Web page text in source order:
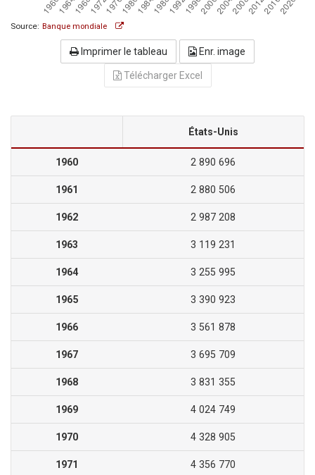
Source: Banque mondiale
Imprimer le tableau Enr. image
Télécharger Excel
États-Unis
1960 2 890 696
1961 2 880 506
1962 2 987 208
1963 3 119 231
1964 3 255 995
1965 3 390 923
1966 3 561 878
1967 3 695 709
1968 3 831 355
1969 4 024 749
1970 4 328 905
1971 4 356 770